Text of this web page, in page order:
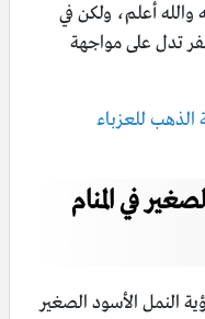
والله أعلم، ولكن في
تدل على مواجهة
للعزباء
في المنام
النمل الأسود الصغير